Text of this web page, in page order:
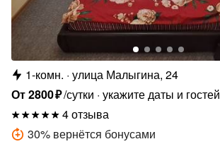
1-комн. улица Малыгина, 24
От2800₽/сутки укажите даты и гостей
4 отзыва
30% вернётся бонусами